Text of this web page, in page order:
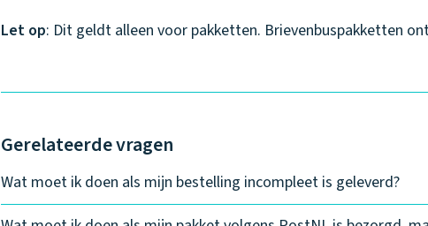
Let op: Dit geldt alleen voor pakketten. Brievenbuspakketten
Gerelateerde vragen
Wat moet ik doen als mijn bestelling incompleet is geleverd?